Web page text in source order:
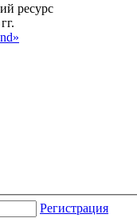
ресурс
Регистрация